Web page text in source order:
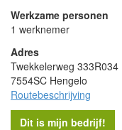
Werkzame personen
1 werknemer
Adres
Twekkelerweg 333R034
7554SC Hengelo
Routebeschrijving